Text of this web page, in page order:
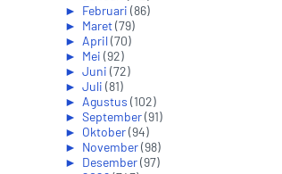
► Februari (86)
► Maret(79)
► April(70)
► Mei (92)
► Juni (72)
► Juli (81)
► Agustus (102)
► September(91)
► Oktober(94)
► November(98)
► Desember(97)